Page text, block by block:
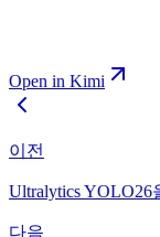
Open in Kimi
이전
Ultralytics YOLO26
다음